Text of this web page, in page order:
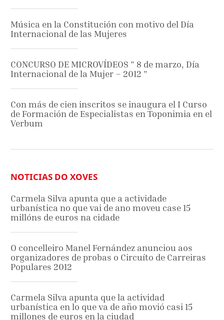
Música en la Constitución con motivo del Día
Internacional de las Mujeres
CONCURSO DE MICROVÍDEOS " 8 de marzo, Día
Internacional de la Mujer – 2012 "
Con más de cien inscritos se inaugura el I Curso
de Formación de Especialistas en Toponimia en el
Verbum
NOTICIAS DO XOVES
Carmela Silva apunta que a actividade
urbanística no que vai de ano moveu case 15
millóns de euros na cidade
O concelleiro Manel Fernández anunciou aos
organizadores de probas o Circuíto de Carreiras
Populares 2012
Carmela Silva apunta que la actividad
urbanística en lo que va de año movió casi 15
millones de euros en la ciudad